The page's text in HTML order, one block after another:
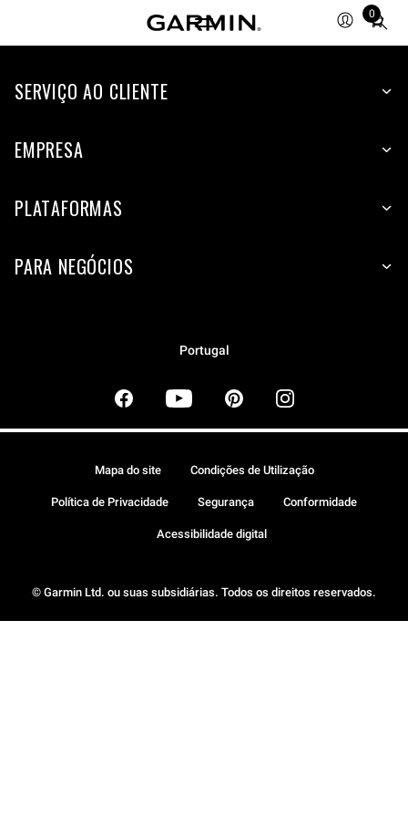
0
Total
items
cart:
SERVIÇO AO CLIENTE
EMPRESA
PLATAFORMAS
PARA NEGÓCIOS
Portugal
© Garmin Ltd. ou suas subsidiárias. Todos os direitos reservados.
Mapa do site Condições de Utilização
Política de Privacidade Segurança Conformidade
Acessibilidade digital